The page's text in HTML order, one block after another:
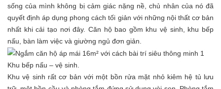
sống của mình không bị cảm giác nặng nề, chủ nhân của nó đã
quyết định áp dụng phong cách tối giản với những nội thất cơ bản
nhất khi cải tạo nơi đây. Căn hộ bao gồm khu vệ sinh, khu bếp
nấu, bàn làm việc và giường ngủ đơn giản.
Khu bếp nấu – vệ sinh.
Khu vệ sinh rất cơ bản với một bồn rửa mặt nhỏ kiêm hệ tủ lưu